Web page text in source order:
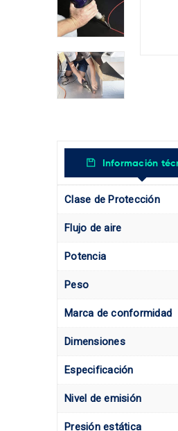
Información
Clase de Protección
Flujo de aire
Potencia
Peso
Marca de conformidad
Dimensiones
Especificación
Nivel de emisión
Presión estática